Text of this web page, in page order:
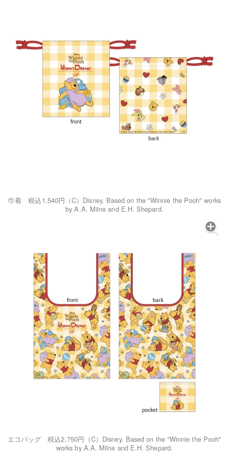
巾着 税込1,540円（C）Disney. Based on the "Winnie the Pooh" works
by A.A. Milne and E.H. Shepard.
エコバッグ 税込2,750円（C）Disney. Based on the "Winnie the Pooh"
works by A.A. Milne and E.H. Shepard.